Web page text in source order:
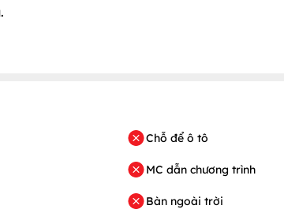
Chỗ để ô tô
MC dẫn chương trình
Bàn ngoài trời